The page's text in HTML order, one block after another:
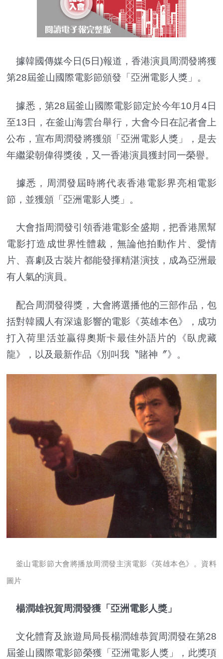
據韓國傳媒今日(5日)報道，香港演員周潤發將獲
第28屆釜山國際電影節頒發「亞洲電影人獎」。
據悉，第28屆釜山國際電影節定於今年10月4日
至13日，在釜山海雲台舉行，大會今日在記者會上
公布，宣布周潤發將獲頒「亞洲電影人獎」，是去
年繼梁朝偉得獎後，又一香港演員獲封同一榮譽。
據悉，周潤發屆時將代表香港電影界亮相電影
節，並獲頒「亞洲電影人獎」。
大會指周潤發引領香港電影全盛期，把香港黑幫
電影打造成世界性體裁，無論他拍動作片、愛情
片、喜劇及古裝片都能發揮精湛演技，成為亞洲最
有人氣的演員。
配合周潤發得獎，大會將選播他的三部作品，包
括對韓國人有深遠影響的電影《英雄本色》，成功
打入荷里活並贏得奧斯卡最佳外語片的《臥虎藏
龍》，以及最新作品《別叫我〝賭神〞》。
釜山電影節大會將播放周潤發主演電影《英雄本色》。資料
圖片
楊潤雄祝賀周潤發獲「亞洲電影人獎」
文化體育及旅遊局局長楊潤雄恭賀周潤發在第28
屆釜山國際電影節榮獲「亞洲電影人獎」，此獎項